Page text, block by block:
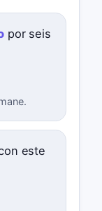
por seis
este